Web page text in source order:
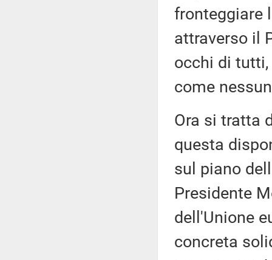
fronteggiare
attraverso il
occhi di
come
Ora si tratta
questa
sul piano
Presidente
dell'Unione
concreta